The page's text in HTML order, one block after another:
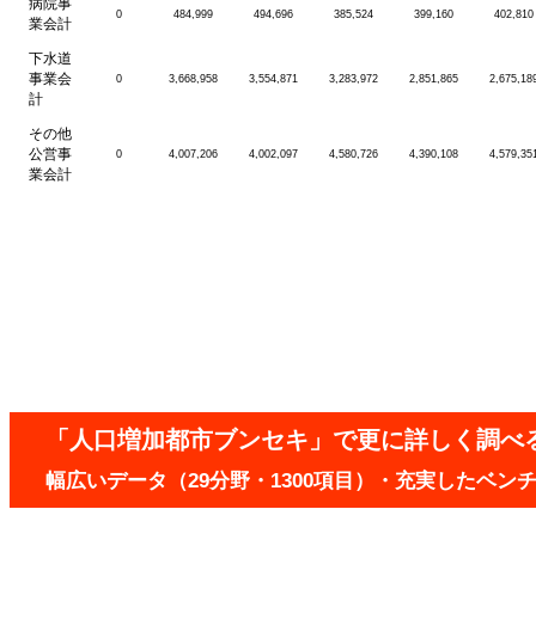
業会計
0 484,999 494,696 385,524 399,160 402,810
下水道
事業会
計
0 3,668,958 3,554,871 3,283,972 2,851,865
その他
公営事
業会計
0 4,007,206 4,002,097 4,580,726 4,390,108
「人口増加都市ブンセキ」で更に詳しく調べ
幅広いデータ（29分野・1300項目）・充実したベン